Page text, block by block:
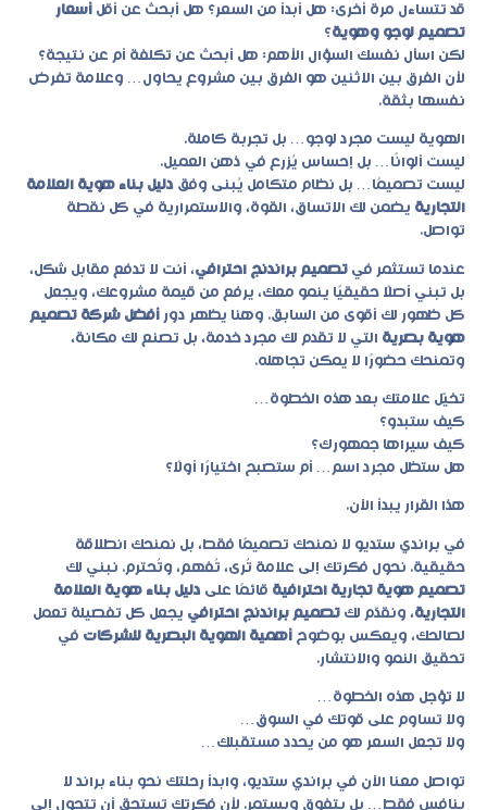
قد تتساءل مرة أخرى: هل أبدأ من السعر؟ هل أبحث عن أقل أسعار
تصميم لوجو وهوية؟
لكن اسأل نفسك السؤال الأهم: هل أبحث عن تكلفة أم عن نتيجة؟
لأن الفرق بين الاثنين هو الفرق بين مشروع يحاول… وعلامة تفرض
نفسها بثقة.
الهوية ليست مجرد لوجو… بل تجربة كاملة.
ليست ألوانًا… بل إحساس يُزرع في ذهن العميل.
ليست تصميمًا… بل نظام متكامل يُبنى وفق دليل بناء هوية العلامة
التجارية يضمن لك الاتساق، القوة، والاستمرارية في كل نقطة
تواصل.
عندما تستثمر في تصميم براندنج احترافي، أنت لا تدفع مقابل شكل،
بل تبني أصلًا حقيقيًا ينمو معك، يرفع من قيمة مشروعك، ويجعل
كل ظهور لك أقوى من السابق. وهنا يظهر دور أفضل شركة تصميم
هوية بصرية التي لا تقدم لك مجرد خدمة، بل تصنع لك مكانة،
وتمنحك حضورًا لا يمكن تجاهله.
تخيّل علامتك بعد هذه الخطوة…
كيف ستبدو؟
كيف سيراها جمهورك؟
هل ستظل مجرد اسم… أم ستصبح اختيارًا أولًا؟
هذا القرار يبدأ الآن.
في براندي ستديو لا نمنحك تصميمًا فقط، بل نمنحك انطلاقة
حقيقية. نحول فكرتك إلى علامة تُرى، تُفهم، وتُحترم. نبني لك
تصميم هوية تجارية احترافية قائمًا على دليل بناء هوية العلامة
التجارية، ونقدّم لك تصميم براندنج احترافي يجعل كل تفصيلة تعمل
لصالحك، ويعكس بوضوح أهمية الهوية البصرية للشركات في
تحقيق النمو والانتشار.
لا تؤجل هذه الخطوة…
ولا تساوم على قوتك في السوق…
ولا تجعل السعر هو من يحدد مستقبلك…
تواصل معنا الآن في براندي ستديو، وابدأ رحلتك نحو بناء براند لا
ينافس فقط… بل يتفوق ويستمر. لأن فكرتك تستحق أن تتحول إلى